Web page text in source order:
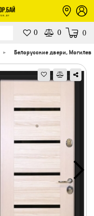
0 0 0
Белорусские двери, Могилев